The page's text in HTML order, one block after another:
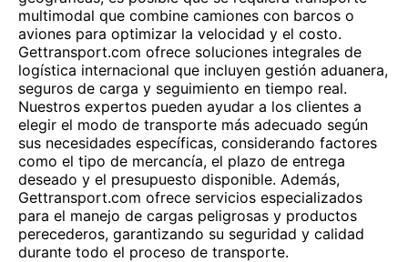
multimodal que combine camiones con barcos o
aviones para optimizar la velocidad y el costo.
Gettransport.com ofrece soluciones integrales de
logística internacional que incluyen gestión aduanera,
seguros de carga y seguimiento en tiempo real.
Nuestros expertos pueden ayudar a los clientes a
elegir el modo de transporte más adecuado según
sus necesidades específicas, considerando factores
como el tipo de mercancía, el plazo de entrega
deseado y el presupuesto disponible. Además,
Gettransport.com ofrece servicios especializados
para el manejo de cargas peligrosas y productos
perecederos, garantizando su seguridad y calidad
durante todo el proceso de transporte.